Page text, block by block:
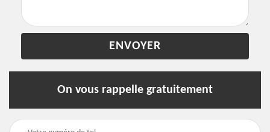
On vous rappelle gratuitement